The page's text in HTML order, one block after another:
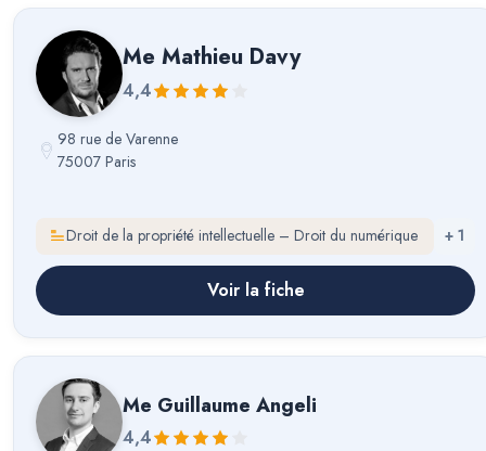
Me Mathieu Davy
4,4
98 rue de Varenne
75007 Paris
Droit de la propriété intellectuelle – Droit du numérique + 1
Voir la fiche
Me Guillaume Angeli
4,4